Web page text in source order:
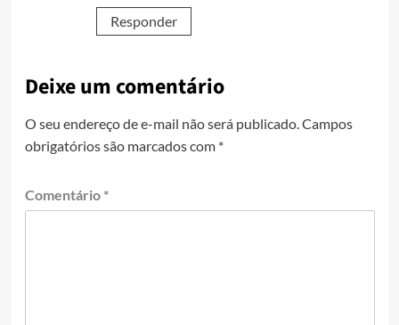
Responder
Deixe um comentário
O seu endereço de e-mail não será publicado. Campos
obrigatórios são marcados com *
Comentário *